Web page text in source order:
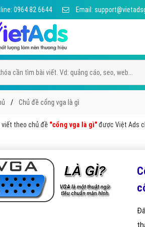
0964 82 6644 Email:
Chủ đề cổng vga là gì
viết theo chủ đề "cổng vga là gì"được Việt Ads